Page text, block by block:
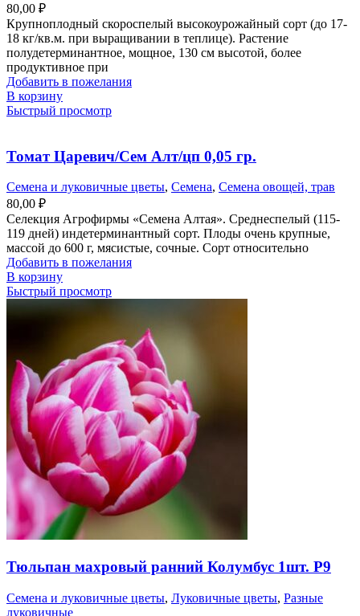
80,00 ₽
Крупноплодный скороспелый высокоурожайный сорт (до 17-
18 кг/кв.м. при выращивании в теплице). Растение
полудетерминантное, мощное, 130 см высотой, более
продуктивное при
Добавить в пожелания
В корзину
Быстрый просмотр
Томат Царевич/Сем Алт/цп 0,05 гр.
Семена и луковичные цветы, Семена, Семена овощей, трав
80,00 ₽
Селекция Агрофирмы «Семена Алтая». Среднеспелый (115-
119 дней) индетерминантный сорт. Плоды очень крупные,
массой до 600 г, мясистые, сочные. Сорт относительно
Добавить в пожелания
В корзину
Быстрый просмотр
Тюльпан махровый ранний Колумбус 1шт. Р9
Семена и луковичные цветы, Луковичные цветы, Разные
луковичные